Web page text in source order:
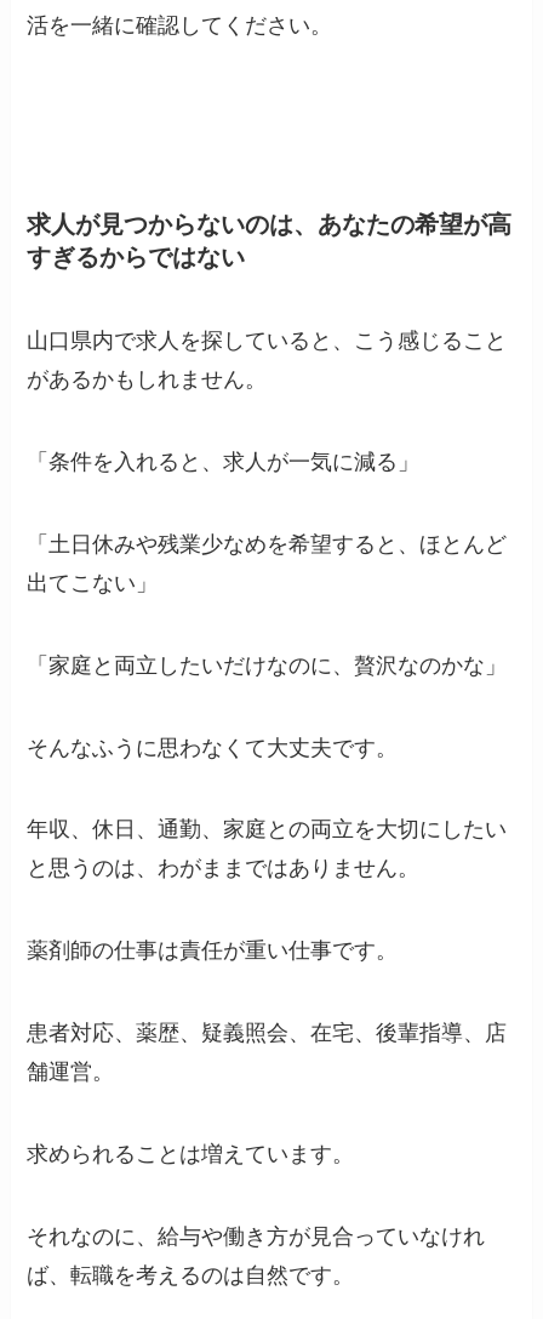
活を一緒に確認してください。
求人が見つからないのは、あなたの希望が高
すぎるからではない
山口県内で求人を探していると、こう感じること
があるかもしれません。
「条件を入れると、求人が一気に減る」
「土日休みや残業少なめを希望すると、ほとんど
出てこない」
「家庭と両立したいだけなのに、贅沢なのかな」
そんなふうに思わなくて大丈夫です。
年収、休日、通勤、家庭との両立を大切にしたい
と思うのは、わがままではありません。
薬剤師の仕事は責任が重い仕事です。
患者対応、薬歴、疑義照会、在宅、後輩指導、店
舗運営。
求められることは増えています。
それなのに、給与や働き方が見合っていなけれ
ば、転職を考えるのは自然です。